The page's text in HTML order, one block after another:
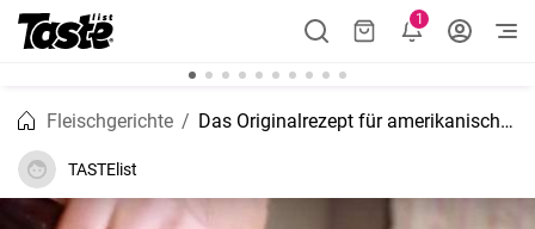
1
Fleischgerichte Das Originalrezept für amerikanischen Steakbraten
TASTElist